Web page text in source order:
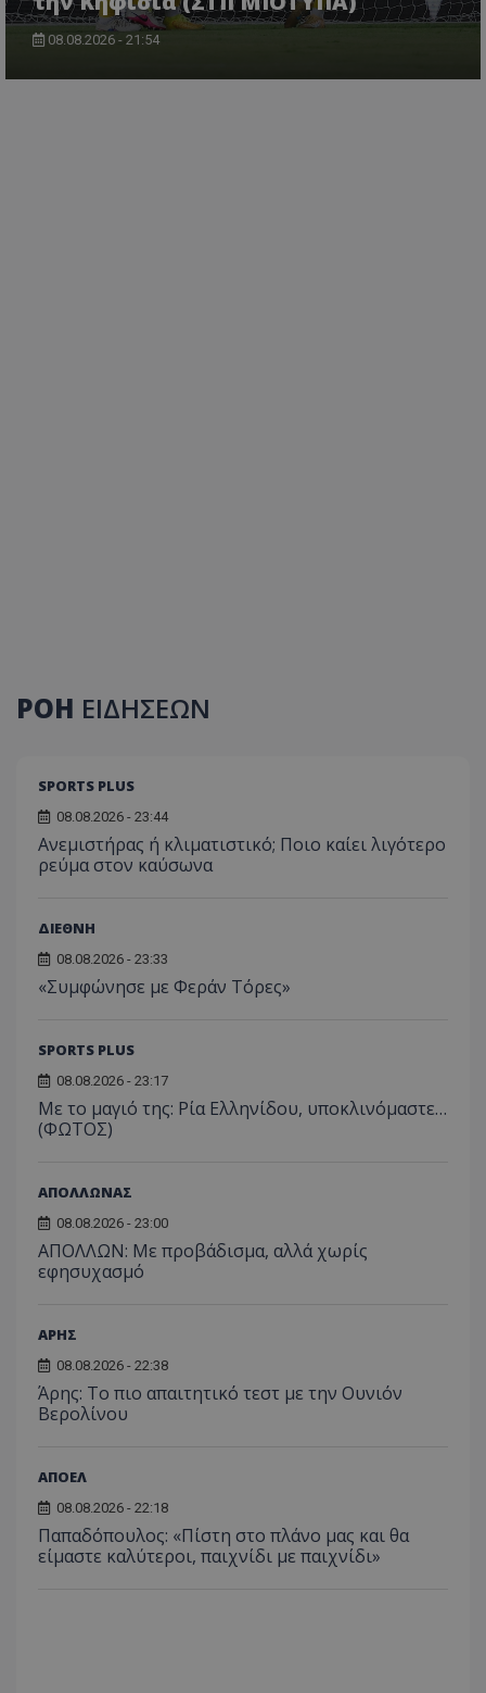
08.08.2026 - 21:54
ΡΟΗ ΕΙΔΗΣΕΩΝ
SPORTS PLUS
08.08.2026 - 23:44
Ανεμιστήρας ή κλιματιστικό; Ποιο καίει λιγότερο
ρεύμα στον καύσωνα
ΔΙΕΘΝΗ
08.08.2026 - 23:33
«Συμφώνησε με Φεράν Τόρες»
SPORTS PLUS
08.08.2026 - 23:17
Με το μαγιό της: Ρία Ελληνίδου, υποκλινόμαστε…
(ΦΩΤΟΣ)
ΑΠΟΛΛΩΝΑΣ
08.08.2026 - 23:00
ΑΠΟΛΛΩΝ: Με προβάδισμα, αλλά χωρίς
εφησυχασμό
ΑΡΗΣ
08.08.2026 - 22:38
Άρης: Το πιο απαιτητικό τεστ με την Ουνιόν
Βερολίνου
ΑΠΟΕΛ
08.08.2026 - 22:18
Παπαδόπουλος: «Πίστη στο πλάνο μας και θα
είμαστε καλύτεροι, παιχνίδι με παιχνίδι»